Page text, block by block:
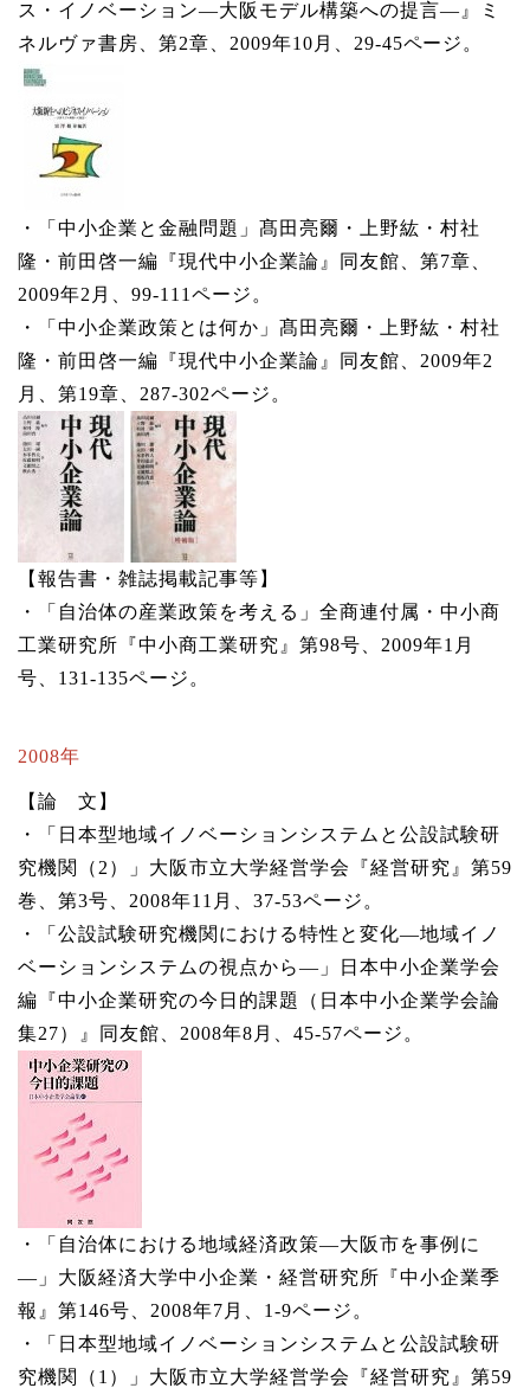
ス・イノベーション―大阪モデル構築への提言―』ミ
ネルヴァ書房、第2章、2009年10月、29-45ページ。
・「中小企業と金融問題」髙田亮爾・上野紘・村社
隆・前田啓一編『現代中小企業論』同友館、第7章、
2009年2月、99-111ページ。
・「中小企業政策とは何か」髙田亮爾・上野紘・村社
隆・前田啓一編『現代中小企業論』同友館、2009年2
月、第19章、287-302ページ。
【報告書・雑誌掲載記事等】
・「自治体の産業政策を考える」全商連付属・中小商
工業研究所『中小商工業研究』第98号、2009年1月
号、131-135ページ。
2008年
【論 文】
・「日本型地域イノベーションシステムと公設試験研
究機関（2）」大阪市立大学経営学会『経営研究』第59
巻、第3号、2008年11月、37-53ページ。
・「公設試験研究機関における特性と変化―地域イノ
ベーションシステムの視点から―」日本中小企業学会
編『中小企業研究の今日的課題（日本中小企業学会論
集27）』同友館、2008年8月、45-57ページ。
・「自治体における地域経済政策―大阪市を事例に
―」大阪経済大学中小企業・経営研究所『中小企業季
報』第146号、2008年7月、1-9ページ。
・「日本型地域イノベーションシステムと公設試験研
究機関（1）」大阪市立大学経営学会『経営研究』第59